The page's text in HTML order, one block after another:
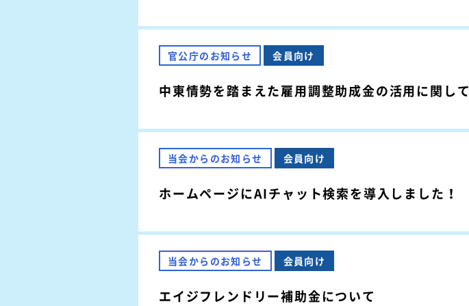
官公庁のお知らせ 会員向け
中東情勢を踏まえた雇用調整助成金の活用に関して
当会からのお知らせ 会員向け
ホームページにAIチャット検索を導入しました！
当会からのお知らせ 会員向け
エイジフレンドリー補助金について